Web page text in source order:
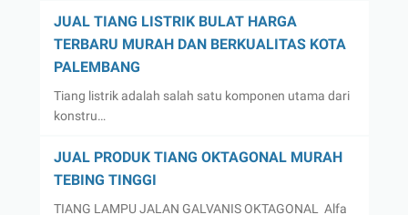
JUAL TIANG LISTRIK BULAT HARGA
TERBARU MURAH DAN BERKUALITAS KOTA
PALEMBANG
Tiang listrik adalah salah satu komponen utama dari
konstru…
JUAL PRODUK TIANG OKTAGONAL MURAH
TEBING TINGGI
TIANG LAMPU JALAN GALVANIS OKTAGONAL Alfa